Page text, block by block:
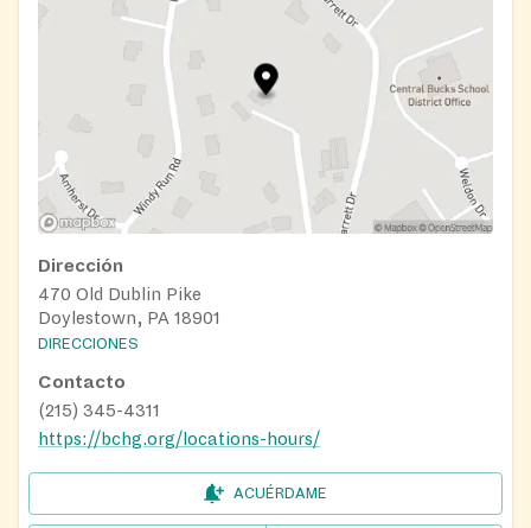
Dirección
470 Old Dublin Pike
Doylestown, PA 18901
DIRECCIONES
Contacto
(215) 345-4311
https://bchg.org/locations-hours/
ACUÉRDAME